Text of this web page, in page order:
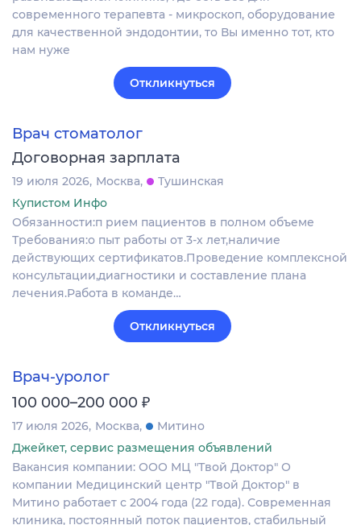
современного терапевта - микроскоп, оборудование
для качественной эндодонтии, то Вы именно тот, кто
нам нуже
Откликнуться
Врач стоматолог
Договорная зарплата
19 июля 2026 Москва
Тушинская
Купистом Инфо
Обязанности:п рием пациентов в полном объеме
Требования:о пыт работы от 3-х лет,наличие
действующих сертификатов.Проведение комплексной
консультации,диагностики и составление плана
лечения.Работа в команде…
Откликнуться
Врач-уролог
100 000–200 000 ₽
17 июля 2026 Москва
Митино
Джейкет, сервис размещения объявлений
Вакансия компании: ООО МЦ "Твой Доктор" О
компании Медицинский центр "Твой Доктор" в
Митино работает с 2004 года (22 года). Современная
клиника, постоянный поток пациентов, стабильный